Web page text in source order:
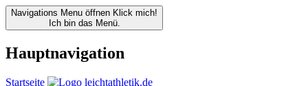
Navigations Menu öffnen Klick mich!
Ich bin das Menü.
Hauptnavigation
Startseite